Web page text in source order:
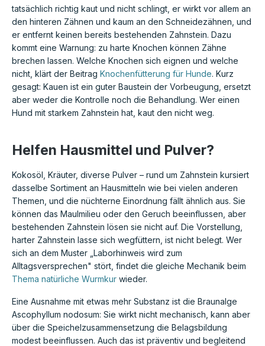
tatsächlich richtig kaut und nicht schlingt, er wirkt vor allem an
den hinteren Zähnen und kaum an den Schneidezähnen, und
er entfernt keinen bereits bestehenden Zahnstein. Dazu
kommt eine Warnung: zu harte Knochen können Zähne
brechen lassen. Welche Knochen sich eignen und welche
nicht, klärt der Beitrag Knochenfütterung für Hunde. Kurz
gesagt: Kauen ist ein guter Baustein der Vorbeugung, ersetzt
aber weder die Kontrolle noch die Behandlung. Wer einen
Hund mit starkem Zahnstein hat, kaut den nicht weg.
Helfen Hausmittel und Pulver?
Kokosöl, Kräuter, diverse Pulver – rund um Zahnstein kursiert
dasselbe Sortiment an Hausmitteln wie bei vielen anderen
Themen, und die nüchterne Einordnung fällt ähnlich aus. Sie
können das Maulmilieu oder den Geruch beeinflussen, aber
bestehenden Zahnstein lösen sie nicht auf. Die Vorstellung,
harter Zahnstein lasse sich wegfüttern, ist nicht belegt. Wer
sich an dem Muster „Laborhinweis wird zum
Alltagsversprechen" stört, findet die gleiche Mechanik beim
Thema natürliche Wurmkur wieder.
Eine Ausnahme mit etwas mehr Substanz ist die Braunalge
Ascophyllum nodosum: Sie wirkt nicht mechanisch, kann aber
über die Speichelzusammensetzung die Belagsbildung
modest beeinflussen. Auch das ist präventiv und begleitend